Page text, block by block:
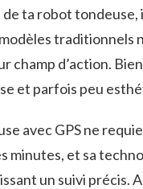
de ta robot
traditionnels
champ d’action.
et parfois peu
avec GPS ne
minutes, et sa
un suivi